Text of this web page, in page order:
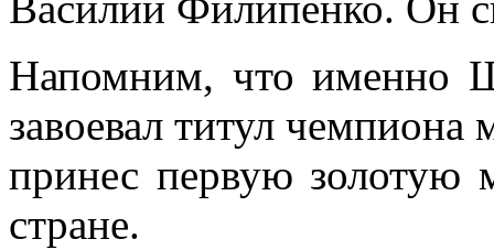
Напомним, что именно
завоевал титул
принес первую золотую
стране.